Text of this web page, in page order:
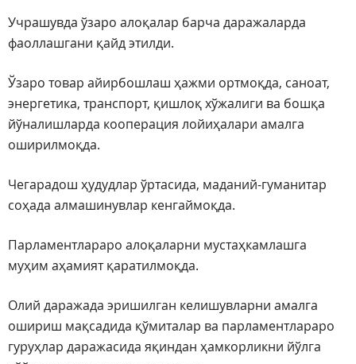
Учрашувда ўзаро алоқалар барча даражаларда
фаоллашгани қайд этилди.
Ўзаро товар айирбошлаш ҳажми ортмоқда, саноат,
энергетика, транспорт, қишлоқ хўжалиги ва бошқа
йўналишларда кооперация лойиҳалари амалга
оширилмоқда.
Чегарадош ҳудудлар ўртасида, маданий-гуманитар
соҳада алмашинувлар кенгаймоқда.
Парламентлараро алоқаларни мустаҳкамлашга
муҳим аҳамият қаратилмоқда.
Олий даражада эришилган келишувларни амалга
ошириш мақсадида қўмиталар ва парламентлараро
гуруҳлар даражасида яқиндан ҳамкорликни йўлга